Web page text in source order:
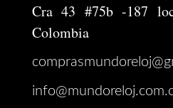
Cra 43 #75b -187
Colombia